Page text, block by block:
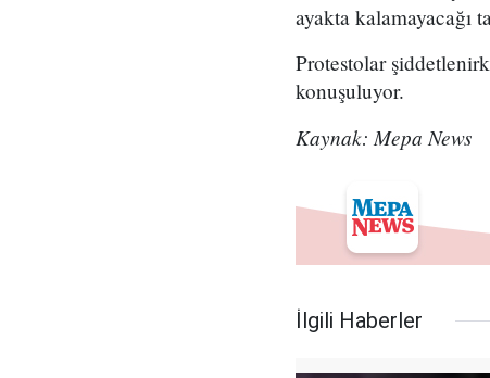
ayakta kalamayacağı
Protestolar
konuşuluyor.
Kaynak: Mepa News
İlgili Haberler